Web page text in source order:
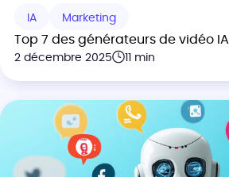
IA Marketing
Top 7 des générateurs de vidéo IA
2 décembre 2025 11 min